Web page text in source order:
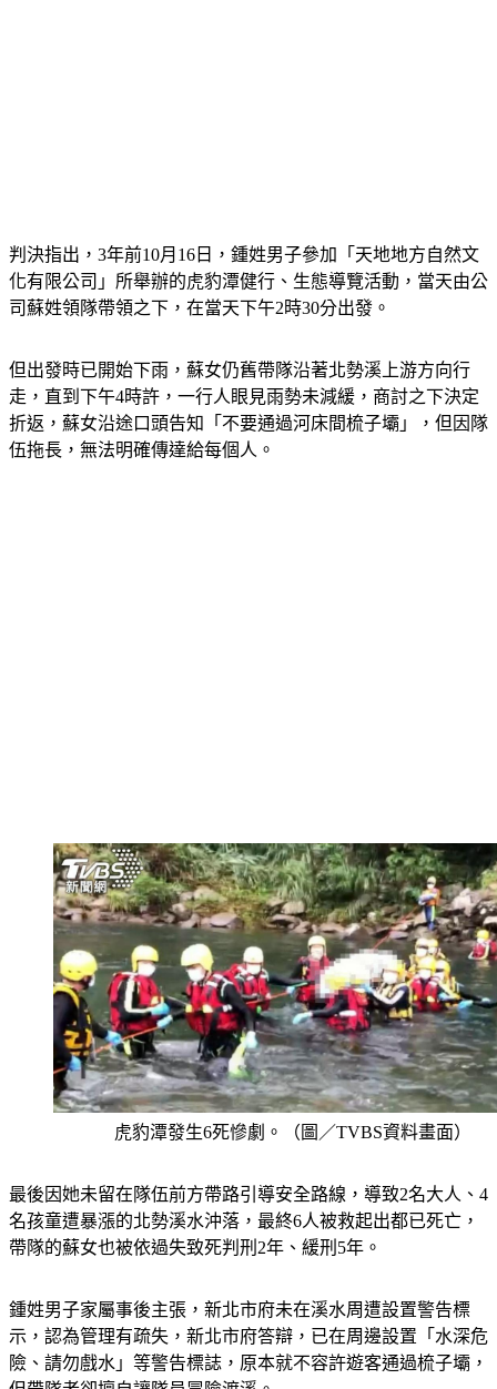
判決指出，3年前10月16日，鍾姓男子參加「天地地方自然文
化有限公司」所舉辦的虎豹潭健行、生態導覽活動，當天由公
司蘇姓領隊帶領之下，在當天下午2時30分出發。
但出發時已開始下雨，蘇女仍舊帶隊沿著北勢溪上游方向行
走，直到下午4時許，一行人眼見雨勢未減緩，商討之下決定
折返，蘇女沿途口頭告知「不要通過河床間梳子壩」，但因隊
伍拖長，無法明確傳達給每個人。
虎豹潭發生6死慘劇。（圖／TVBS資料畫面）
最後因她未留在隊伍前方帶路引導安全路線，導致2名大人、4
名孩童遭暴漲的北勢溪水沖落，最終6人被救起出都已死亡，
帶隊的蘇女也被依過失致死判刑2年、緩刑5年。
鍾姓男子家屬事後主張，新北市府未在溪水周遭設置警告標
示，認為管理有疏失，新北市府答辯，已在周邊設置「水深危
險、請勿戲水」等警告標誌，原本就不容許遊客通過梳子壩，